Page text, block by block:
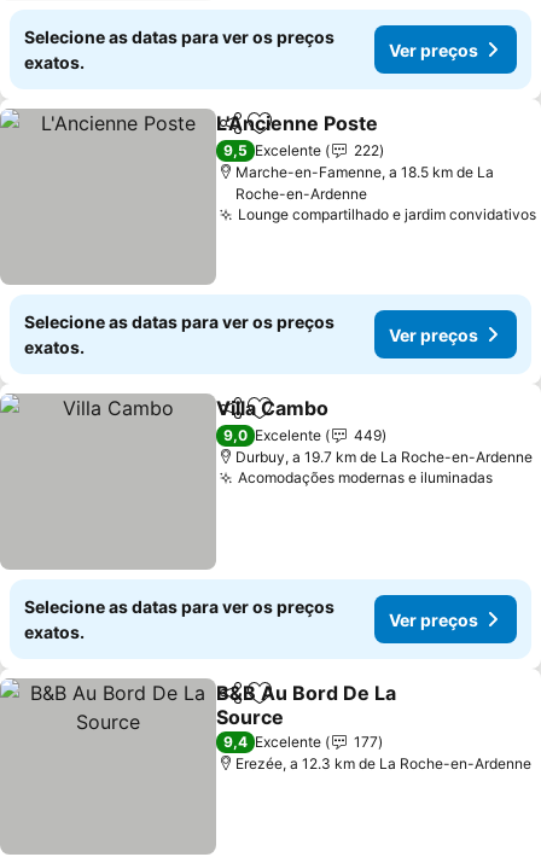
Selecione as datas para ver os preços
exatos.
Ver preços
PartilharAdicionar aos favoritos
L'Ancienne Poste
9,5 Excelente
222
Marche-en-Famenne, a 18.5 km de La
Roche-en-Ardenne
Lounge compartilhado e jardim convidativos
Selecione as datas para ver os preços
exatos.
Ver preços
PartilharAdicionar aos favoritos
Villa Cambo
9,0 Excelente
449
Durbuy, a 19.7 km de La Roche-en-Ardenne
Acomodações modernas e iluminadas
Selecione as datas para ver os preços
exatos.
Ver preços
PartilharAdicionar aos favoritos
B&B Au Bord De La
Source
9,4 Excelente
177
Erezée, a 12.3 km de La Roche-en-Ardenne